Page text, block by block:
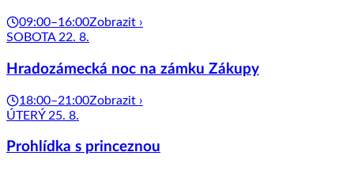
09:00–16:00Zobrazit ›
SOBOTA 22. 8.
Hradozámecká noc na zámku Zákupy
18:00–21:00Zobrazit ›
ÚTERÝ 25. 8.
Prohlídka s princeznou